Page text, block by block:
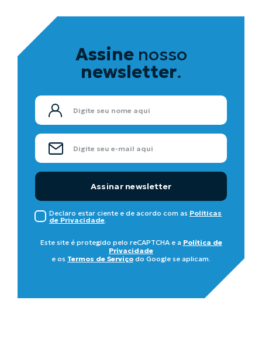
Assinenosso
newsletter.
Assinar newsletter
Declaro estar ciente e de acordo com as Políticas
de Privacidade.
Este site é protegido pelo reCAPTCHA e a Política de
Privacidade
e os Termos de Serviço do Google se aplicam.